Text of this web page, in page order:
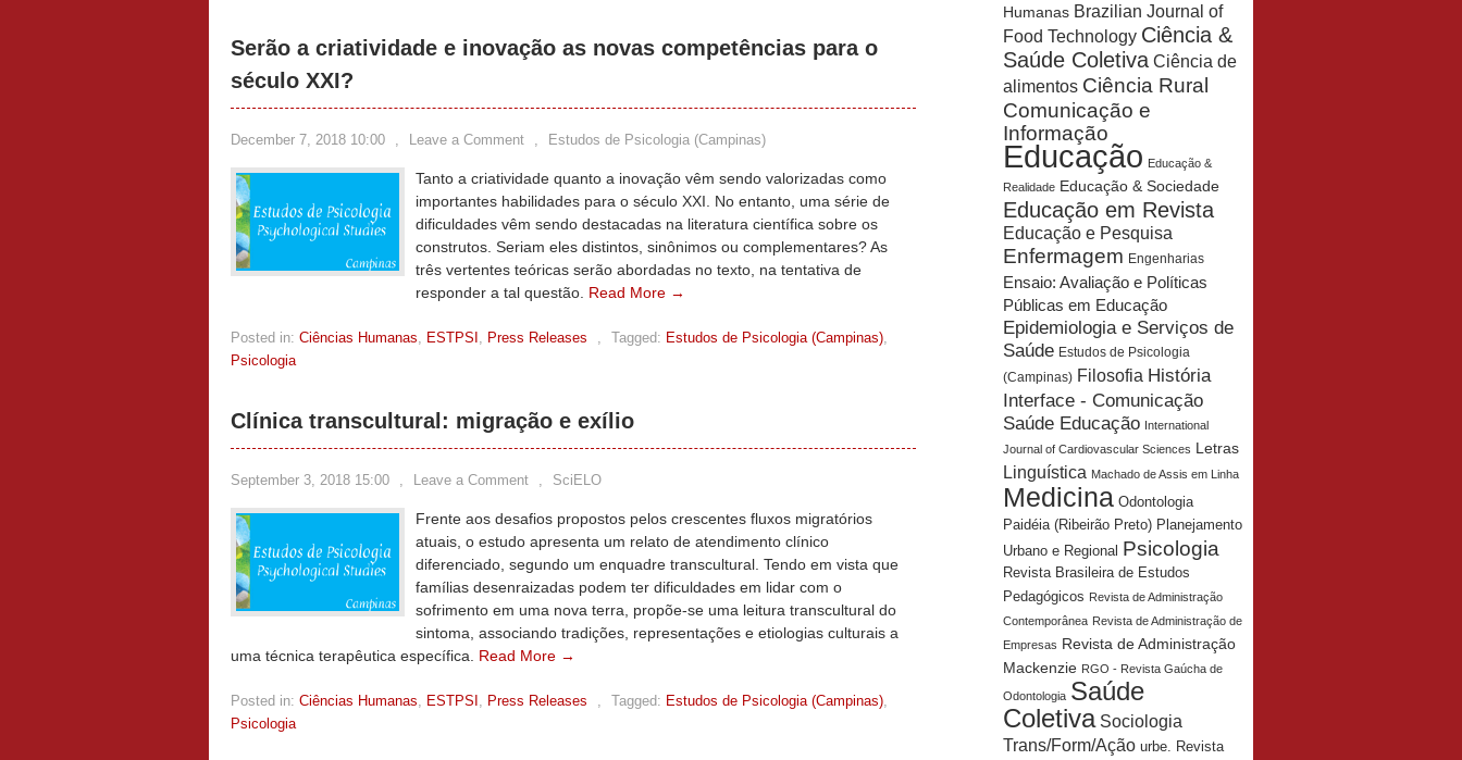
Serão a criatividade e inovação as novas competências para o
século XXI?
December 7, 2018 10:00 , Leave a Comment , Estudos de Psicologia (Campinas)
Tanto a criatividade quanto a inovação vêm sendo valorizadas como
importantes habilidades para o século XXI. No entanto, uma série de
dificuldades vêm sendo destacadas na literatura científica sobre os
construtos. Seriam eles distintos, sinônimos ou complementares? As
três vertentes teóricas serão abordadas no texto, na tentativa de
responder a tal questão. Read More →
Posted in: Ciências Humanas, ESTPSI , Press Releases , Tagged: Estudos de Psicologia (Campinas),
Psicologia
Clínica transcultural: migração e exílio
September 3, 2018 15:00 , Leave a Comment , SciELO
Frente aos desafios propostos pelos crescentes fluxos migratórios
atuais, o estudo apresenta um relato de atendimento clínico
diferenciado, segundo um enquadre transcultural. Tendo em vista que
famílias desenraizadas podem ter dificuldades em lidar com o
sofrimento em uma nova terra, propõe-se uma leitura transcultural do
sintoma, associando tradições, representações e etiologias culturais a
uma técnica terapêutica específica. Read More →
Posted in: Ciências Humanas, ESTPSI , Press Releases , Tagged: Estudos de Psicologia (Campinas),
Psicologia
Humanas Brazilian Journal of
Food Technology Ciência &
Saúde Coletiva Ciência de
alimentos Ciência Rural
Comunicação e
Informação
Educação Educação &
Realidade Educação & Sociedade
Educação em Revista
Educação e Pesquisa
Enfermagem Engenharias
Ensaio: Avaliação e Políticas
Públicas em Educação
Epidemiologia e Serviços de
Saúde Estudos de Psicologia
(Campinas) Filosofia História
Interface - Comunicação
Saúde Educação International
Journal of Cardiovascular Sciences Letras
Linguística Machado de Assis em Linha
Medicina Odontologia
Paidéia (Ribeirão Preto) Planejamento
Urbano e Regional Psicologia
Revista Brasileira de Estudos
Pedagógicos Revista de Administração
Contemporânea Revista de Administração de
Empresas Revista de Administração
Mackenzie RGO - Revista Gaúcha de
Odontologia Saúde
Coletiva Sociologia
Trans/Form/Ação urbe. Revista